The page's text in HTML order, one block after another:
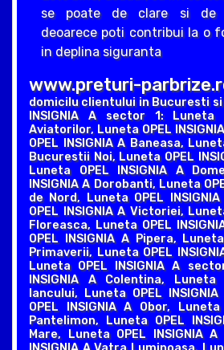
se poate de clare si de
deoarece poti contribui la o
in deplina siguranta
www.preturi-
domicilu clientului in Bucuresti si
INSIGNIA A sector 1: Luneta
Aviatorilor, Luneta OPEL
OPEL INSIGNIA A Baneasa,
Bucurestii Noi, Luneta OPEL
Luneta OPEL INSIGNIA A
INSIGNIA A Dorobanti, Luneta
de Nord, Luneta OPEL
OPEL INSIGNIA A Victoriei,
Floreasca, Luneta OPEL
OPEL INSIGNIA A Pipera,
Primaverii, Luneta OPEL
Luneta OPEL INSIGNIA A
INSIGNIA A Colentina, Luneta
Iancului, Luneta OPEL
OPEL INSIGNIA A Obor, Luneta
Pantelimon, Luneta OPEL
Mare, Luneta OPEL INSIGNIA